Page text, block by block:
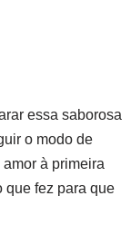
essa saborosa
o modo de
à primeira
que fez para que